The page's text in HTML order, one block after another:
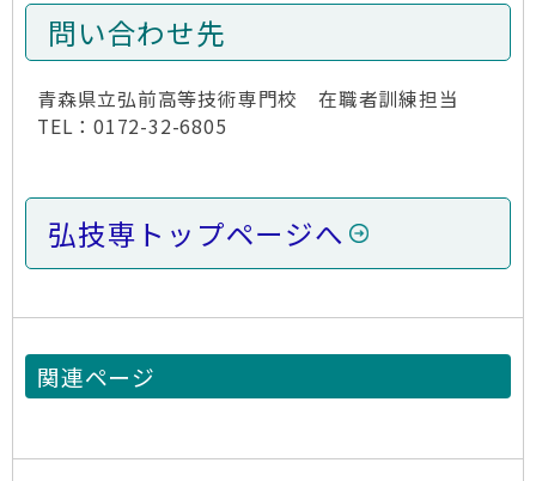
問い合わせ先
青森県立弘前高等技術専門校 在職者訓練担当
TEL：0172-32-6805
弘技専トップページへ
関連ページ